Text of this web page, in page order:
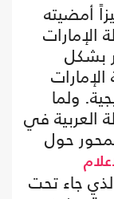
أمضيته
بشكل
ولما
العربية في
حول
جاء تحت